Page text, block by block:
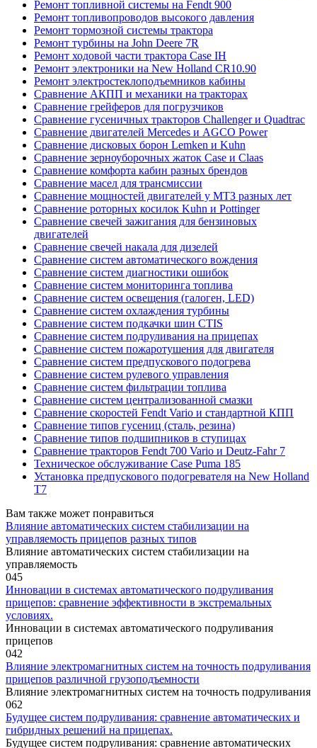
Ремонт топливной системы на Fendt 900
Ремонт топливопроводов высокого давления
Ремонт тормозной системы трактора
Ремонт турбины на John Deere 7R
Ремонт ходовой части трактора Case IH
Ремонт электроники на New Holland CR10.90
Ремонт электростеклоподъемников кабины
Сравнение АКПП и механики на тракторах
Сравнение грейферов для погрузчиков
Сравнение гусеничных тракторов Challenger и Quadtrac
Сравнение двигателей Mercedes и AGCO Power
Сравнение дисковых борон Lemken и Kuhn
Сравнение зерноуборочных жаток Case и Claas
Сравнение комфорта кабин разных брендов
Сравнение масел для трансмиссии
Сравнение мощностей двигателей у МТЗ разных лет
Сравнение роторных косилок Kuhn и Pottinger
Сравнение свечей зажигания для бензиновых
двигателей
Сравнение свечей накала для дизелей
Сравнение систем автоматического вождения
Сравнение систем диагностики ошибок
Сравнение систем мониторинга топлива
Сравнение систем освещения (галоген, LED)
Сравнение систем охлаждения турбины
Сравнение систем подкачки шин CTIS
Сравнение систем подруливания на прицепах
Сравнение систем пожаротушения для двигателя
Сравнение систем предпускового подогрева
Сравнение систем рулевого управления
Сравнение систем фильтрации топлива
Сравнение систем централизованной смазки
Сравнение скоростей Fendt Vario и стандартной КПП
Сравнение типов гусениц (сталь, резина)
Сравнение типов подшипников в ступицах
Сравнение тракторов Fendt 700 Vario и Deutz-Fahr 7
Техническое обслуживание Case Puma 185
Установка предпускового подогревателя на New Holland
T7
Вам также может понравиться
Влияние автоматических систем стабилизации на
управляемость прицепов разных типов
Влияние автоматических систем стабилизации на
управляемость
045
Инновации в системах автоматического подруливания
прицепов: сравнение эффективности в экстремальных
условиях.
Инновации в системах автоматического подруливания
прицепов
042
Влияние электромагнитных систем на точность подруливания
прицепов различной грузоподъемности
Влияние электромагнитных систем на точность подруливания
062
Будущее систем подруливания: сравнение автоматических и
гибридных решений на прицепах.
Будущее систем подруливания: сравнение автоматических